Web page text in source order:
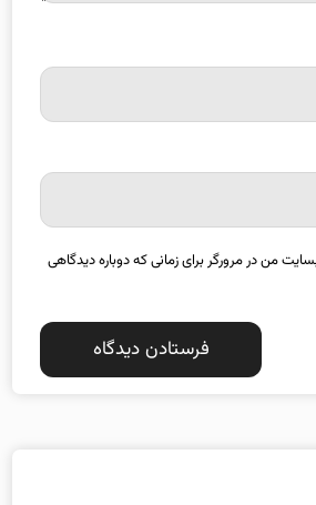
من در مرورگر برای زمانی که دوباره دیدگاهی